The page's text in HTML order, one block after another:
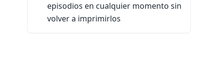
episodios en cualquier momento sin
volver a imprimirlos